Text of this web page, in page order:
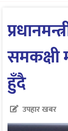
समकक्षी
हुँदै
उपहार खबर